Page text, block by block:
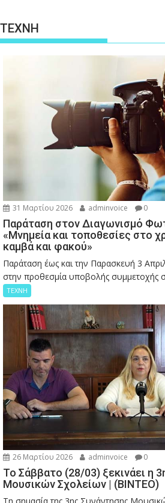
ΤΕΧΝΗ
31 Μαρτίου 2026 adminvoice 0
Παράταση στον Διαγωνισμό
«Μνημεία και τοποθεσίες στο
καμβά και φακού»
Παράταση έως και την Παρασκευή 3
στην προθεσμία υποβολής συμμετοχής
ΤΕΧΝΗ
26 Μαρτίου 2026 adminvoice 0
Το Σάββατο (28/03) ξεκινάει η
Μουσικών Σχολείων | (ΒΙΝΤΕΟ)